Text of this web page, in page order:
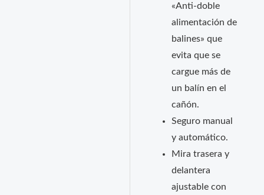
«Anti-doble
alimentación de
balines» que
evita que se
cargue más de
un balín en el
cañón.
Seguro manual
y automático.
Mira trasera y
delantera
ajustable con